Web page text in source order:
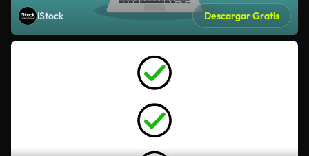
iStock Descargar Gratis